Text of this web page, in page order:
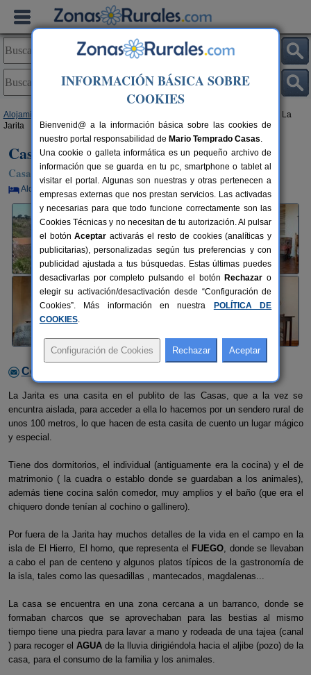
Alojamientos
> Casa Rural La
Jarita
Casa Rural La Jarita
Casa Rural en Las Casas / El Pinar (El Hierro)
Alquiler por habitaciones 26 km de El Hierro
Contactar con el alojamiento
La Jarita es una casita en el publito de las Casas, que a la vez se
encuntra aislada, para acceder a ella lo hacemos por un sendero rural de
unos 100 metros, lo que hacen de esta casita de cuento un lugar mágico
y especial.
Tiene dos dormitorios, el individual (antiguamente era la cocina) y el de
matrimonio ( la cuadra o establo donde se guardaban a los animales),
además tiene cocina salón comedor, muy amplios y el baño (que era el
chiquero donde tenían al cochino o gallinero).
Por fuera de la Jarita hay muchos detalles de la vida en el campo en la
isla de El Hierro, El horno, que representa el FUEGO, donde se llevaban
a cabo el pan de centeno y algunos platos típicos de la gastronomía de
la isla, tales como las quesadillas , mantecados, magdalenas...
La casa se encuentra en una zona cercana a un barranco, donde se
formaban charcos que se aprovechaban para las bestias al mismo
tiempo tiene una piedra para lavar a mano y rodeada de una tajea (canal
) para recoger el AGUAde la lluvia dirigiéndola hacia el aljibe (pozo) de la
casa, para el consumo de la familia y los animales.
INFORMACIÓN BÁSICA SOBRE
COOKIES
Bienvenid@ a la información básica sobre las cookies de
nuestro portal responsabilidad de Mario Temprado Casas.
Una cookie o galleta informática es un pequeño archivo de
información que se guarda en tu pc, smartphone o tablet al
visitar el portal. Algunas son nuestras y otras pertenecen a
empresas externas que nos prestan servicios. Las activadas
y necesarias para que todo funcione correctamente son las
Cookies Técnicas y no necesitan de tu autorización. Al pulsar
el botónAceptar activarás el resto de cookies (analíticas y
publicitarias), personalizadas según tus preferencias y con
publicidad ajustada a tus búsquedas. Estas últimas puedes
desactivarlas por completo pulsando el botón Rechazar o
elegir su activación/desactivación desde “Configuración de
Cookies”. Más información en nuestra
POLÍTICA DE
COOKIES.